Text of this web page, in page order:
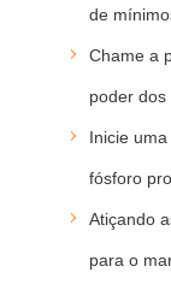
de
Chame a
poder
Inicie
fósforo
Atiçando
para o